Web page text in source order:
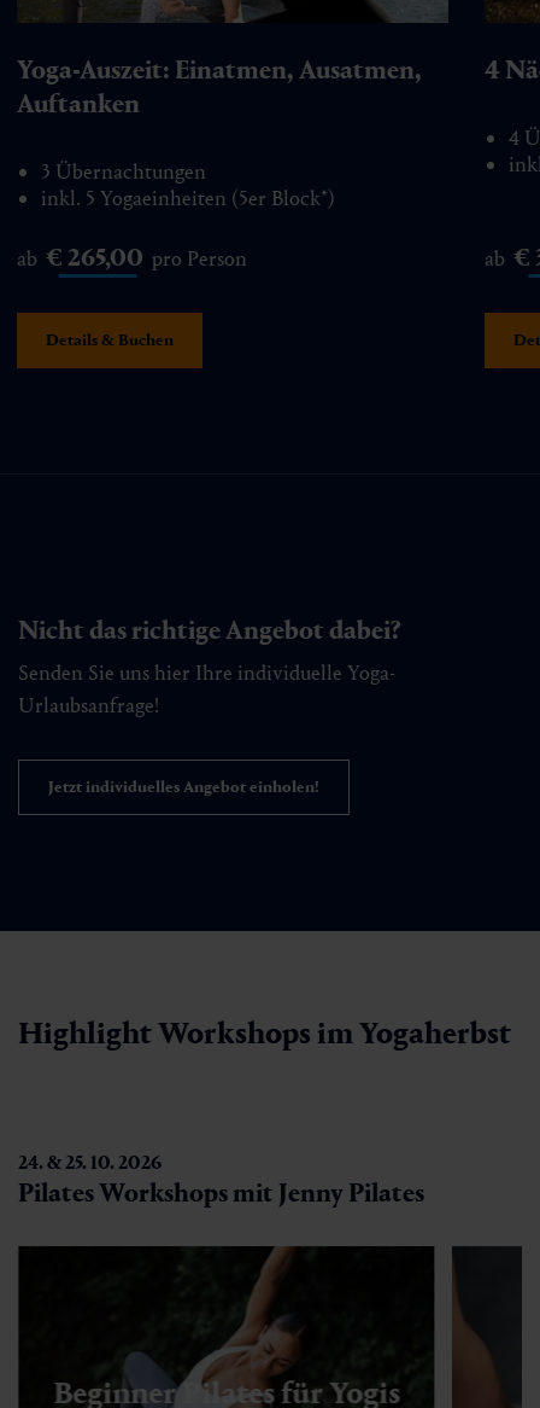
Yoga-Auszeit: Einatmen, Ausatmen,
Auftanken
ab € 265,00 pro Person
3 Übernachtungen
inkl. 5 Yogaeinheiten (5er Block*)
Details & Buchen
4
ab €
4
Nicht das richtige Angebot dabei?
Senden Sie uns hier Ihre individuelle Yoga-
Urlaubsanfrage!
Jetzt individuelles Angebot einholen!
Highlight Workshops im Yogaherbst
24. & 25. 10. 2026
Pilates Workshops mit Jenny Pilates
Beginner Pilates für Yogis